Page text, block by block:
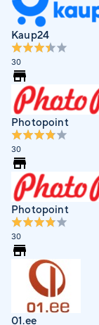
Kaup24
30
Photopoint
30
Photopoint
30
01.ee